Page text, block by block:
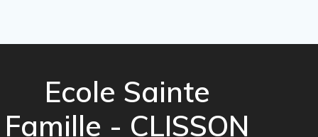
Ecole Sainte
Famille - CLISSON